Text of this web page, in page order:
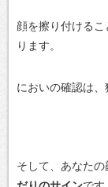
顔を擦り付けるこ
ります。
においの確認は、
そして、あなたの